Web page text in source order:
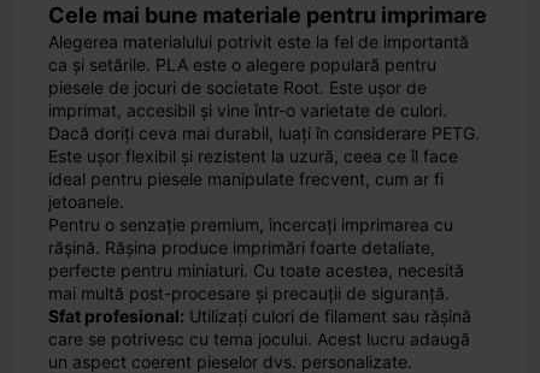
Cele mai bune materiale pentru imprimare
Alegerea materialului potrivit este la fel de importantă
ca și setările. PLA este o alegere populară pentru
piesele de jocuri de societate Root. Este ușor de
imprimat, accesibil și vine într-o varietate de culori.
Dacă doriți ceva mai durabil, luați în considerare PETG.
Este ușor flexibil și rezistent la uzură, ceea ce îl face
ideal pentru piesele manipulate frecvent, cum ar fi
jetoanele.
Pentru o senzație premium, încercați imprimarea cu
rășină. Rășina produce imprimări foarte detaliate,
perfecte pentru miniaturi. Cu toate acestea, necesită
mai multă post-procesare și precauții de siguranță.
Sfat profesional: Utilizați culori de filament sau rășină
care se potrivesc cu tema jocului. Acest lucru adaugă
un aspect coerent pieselor dvs. personalizate.